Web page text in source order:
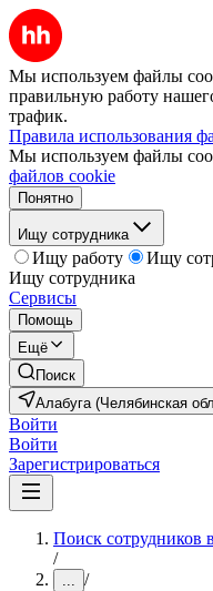
Мы используем файлы
правильную работу
трафик.
Правила использования
Мы используем файлы
файлов cookie
Понятно
Ищу сотрудника
Ищу работу
Ищу
Ищу сотрудника
Сервисы
Помощь
Ещё
Поиск
Алабуга (Челябинская
Войти
Войти
Зарегистрироваться
Поиск сотрудников
/
... /